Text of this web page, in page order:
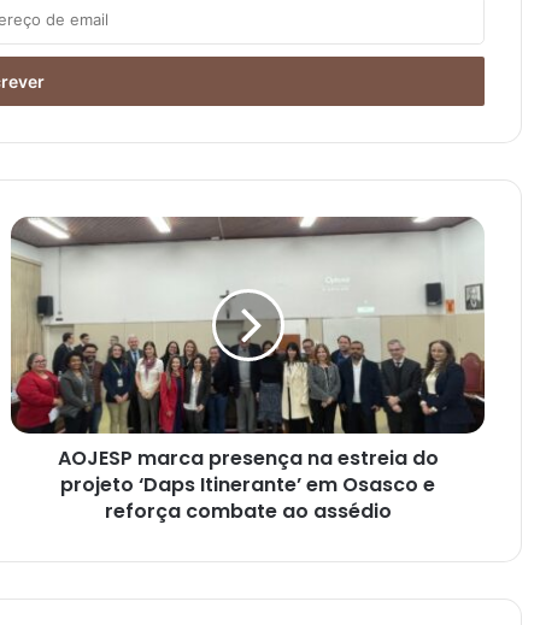
AOJESP marca presença na estreia do
projeto ‘Daps Itinerante’ em Osasco e
reforça combate ao assédio